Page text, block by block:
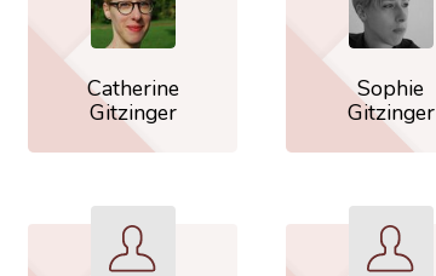
Catherine
Gitzinger
Sophie
Gitzinger